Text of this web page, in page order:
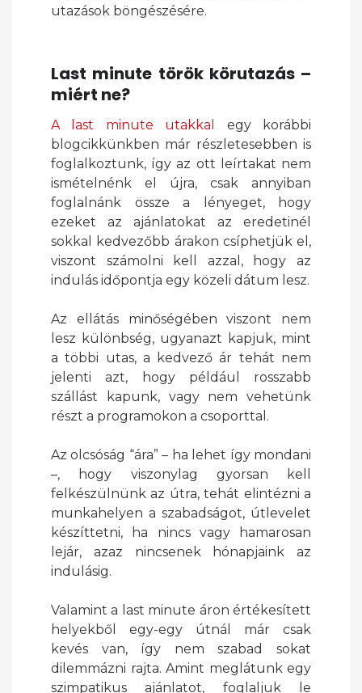
utazások böngészésére.
Last minute török körutazás –
miért ne?
A last minute utakkal
egy korábbi
blogcikkünkben már részletesebben is
foglalkoztunk, így az ott leírtakat nem
ismételnénk el újra, csak annyiban
foglalnánk össze a lényeget, hogy
ezeket az ajánlatokat az eredetinél
sokkal kedvezőbb árakon csíphetjük el,
viszont számolni kell azzal, hogy az
indulás időpontja egy közeli dátum lesz.
Az ellátás minőségében viszont nem
lesz különbség, ugyanazt kapjuk, mint
a többi utas, a kedvező ár tehát nem
jelenti azt, hogy például rosszabb
szállást kapunk, vagy nem vehetünk
részt a programokon a csoporttal.
Az olcsóság “ára” – ha lehet így mondani
–, hogy viszonylag gyorsan kell
felkészülnünk az útra, tehát elintézni a
munkahelyen a szabadságot, útlevelet
készíttetni, ha nincs vagy hamarosan
lejár, azaz nincsenek hónapjaink az
indulásig.
Valamint a last minute áron értékesített
helyekből egy-egy útnál már csak
kevés van, így nem szabad sokat
dilemmázni rajta. Amint meglátunk egy
szimpatikus ajánlatot, foglaljuk le